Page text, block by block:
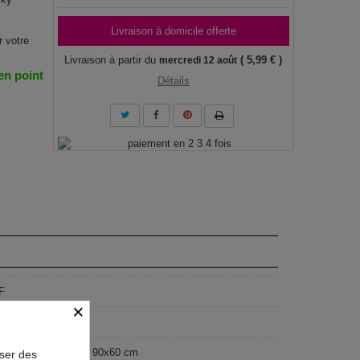
votre
point
Livraison à domicile offerte
Livraison à partir du mercredi 12 août ( 5,99 € )
Détails
cm, 120x80 cm, 90x60 cm
×
des